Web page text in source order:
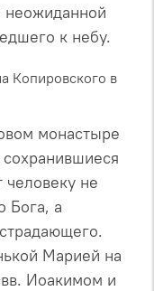
неожиданной
к небу.
монастыре
не
Бога, а
Марией на
Иоакимом и